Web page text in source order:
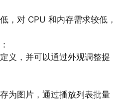
，对 CPU 和内存需求较低，
义，并可以通过外观调整提
为图片，通过播放列表批量